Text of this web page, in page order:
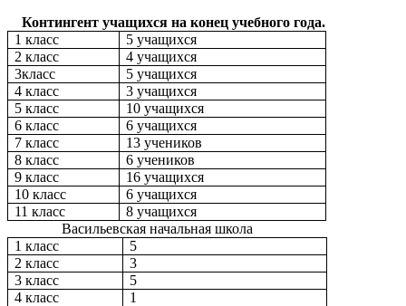
Контингент учащихся на конец учебного года.
1 класс
5 учащихся
2 класс
4 учащихся
3класс
5 учащихся
4 класс
3 учащихся
5 класс
10 учащихся
6 класс
6 учащихся
7 класс
13 учеников
8 класс
6 учеников
9 класс
16 учащихся
10 класс
6 учащихся
11 класс
8 учащихся
Васильевская начальная школа
1 класс
5
2 класс
3
3 класс
5
4 класс
1